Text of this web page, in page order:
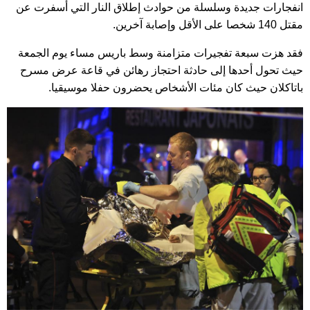
انفجارات جديدة وسلسلة من حوادث إطلاق النار التي أسفرت عن
مقتل 140 شخصا على الأقل وإصابة آخرين.
فقد هزت سبعة تفجيرات متزامنة وسط باريس مساء يوم الجمعة
حيث تحول أحدها إلى حادثة احتجاز رهائن في قاعة عرض مسرح
باتاكلان حيث كان مئات الأشخاص يحضرون حفلا موسيقيا.